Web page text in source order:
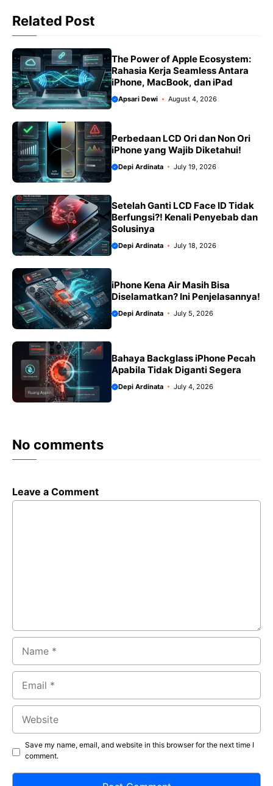
o
o
k
A
p
p
r
a
m
k
Related Post
The Power of Apple Ecosystem:
Rahasia Kerja Seamless Antara
iPhone, MacBook, dan iPad
Apsari Dewi August 4, 2026
Perbedaan LCD Ori dan Non Ori
iPhone yang Wajib Diketahui!
Depi Ardinata July 19, 2026
Setelah Ganti LCD Face ID Tidak
Berfungsi?! Kenali Penyebab dan
Solusinya
Depi Ardinata July 18, 2026
iPhone Kena Air Masih Bisa
Diselamatkan? Ini Penjelasannya!
Depi Ardinata July 5, 2026
Bahaya Backglass iPhone Pecah
Apabila Tidak Diganti Segera
Depi Ardinata July 4, 2026
No comments
Leave a Comment
Save my name, email, and website in this browser for the next time I
comment.